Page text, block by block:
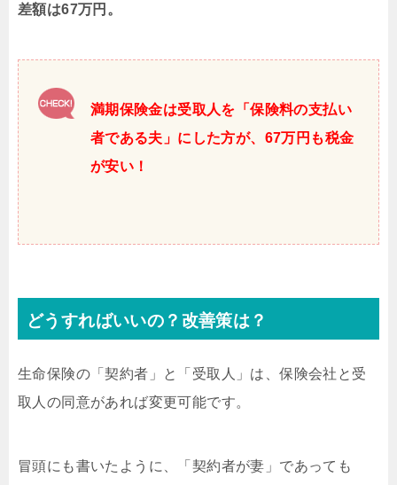
差額は67万円。
満期保険金は受取人を「保険料の支払い
者である夫」にした方が、67万円も税金
が安い！
どうすればいいの？改善策は？
生命保険の「契約者」と「受取人」は、保険会社と受
取人の同意があれば変更可能です。
冒頭にも書いたように、「契約者が妻」であっても